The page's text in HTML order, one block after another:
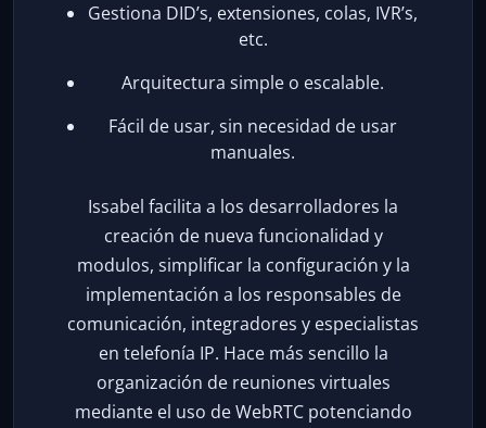
Gestiona DID’s, extensiones, colas, IVR’s,
etc.
Arquitectura simple o escalable.
Fácil de usar, sin necesidad de usar
manuales.
Issabel facilita a los desarrolladores la
creación de nueva funcionalidad y
modulos, simplificar la configuración y la
implementación a los responsables de
comunicación, integradores y especialistas
en telefonía IP. Hace más sencillo la
organización de reuniones virtuales
mediante el uso de WebRTC potenciando